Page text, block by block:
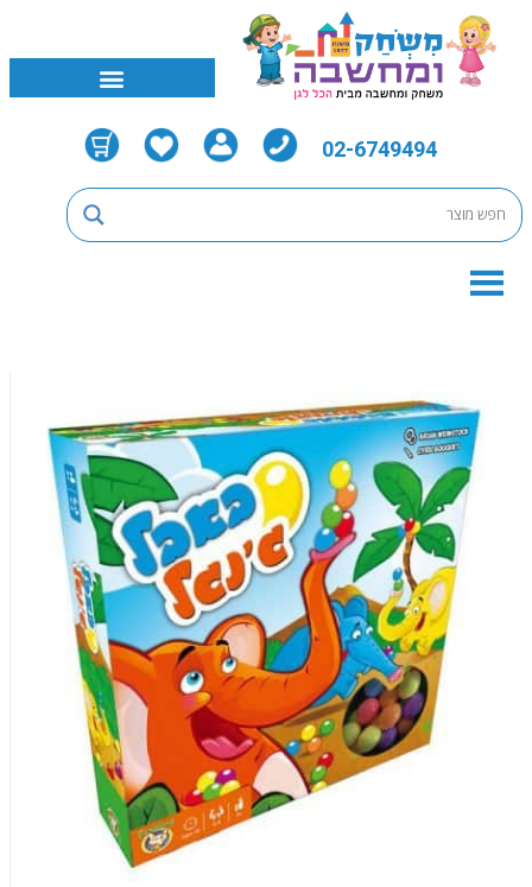
02-6749494